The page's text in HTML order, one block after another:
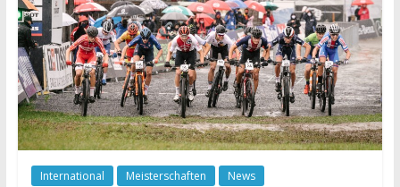
International Meisterschaften News